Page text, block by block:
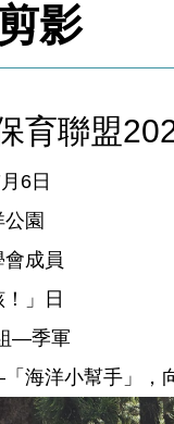
影
育聯盟
6日
園
成員
」日
—季軍
海洋小幫手」，